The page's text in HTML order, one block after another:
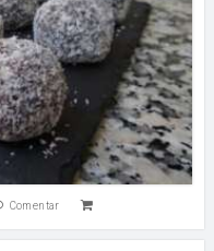
Comentar